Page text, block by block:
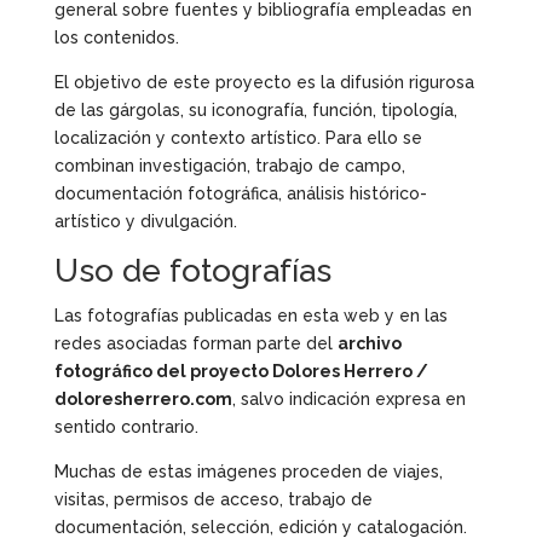
general sobre fuentes y bibliografía empleadas en
los contenidos.
El objetivo de este proyecto es la difusión rigurosa
de las gárgolas, su iconografía, función, tipología,
localización y contexto artístico. Para ello se
combinan investigación, trabajo de campo,
documentación fotográfica, análisis histórico-
artístico y divulgación.
Uso de fotografías
Las fotografías publicadas en esta web y en las
redes asociadas forman parte del archivo
fotográfico del proyecto Dolores Herrero /
doloresherrero.com, salvo indicación expresa en
sentido contrario.
Muchas de estas imágenes proceden de viajes,
visitas, permisos de acceso, trabajo de
documentación, selección, edición y catalogación.